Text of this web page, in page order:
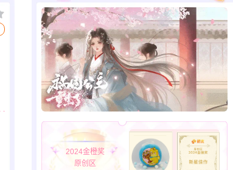
2024金橙奖
原创区